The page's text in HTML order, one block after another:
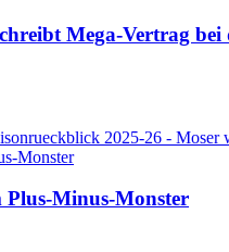
Mega-Vertrag bei
Minus-Monster